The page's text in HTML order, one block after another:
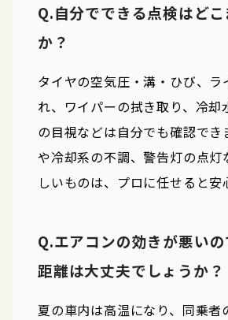
Q.自分でできる点検はど
か？
タイヤの空気圧・溝・ひび、ラ
れ、ワイパーの拭き取り、冷却
の目視などは自分でも確認でき
や冷却系の不調、警告灯の点灯
しいものは、プロに任せると安
Q.エアコンの効きが悪い
距離は大丈夫でしょうか？
夏の車内は高温になり、同乗者